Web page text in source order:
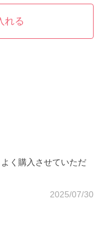
れる
く購入させていただ
2025/07/30